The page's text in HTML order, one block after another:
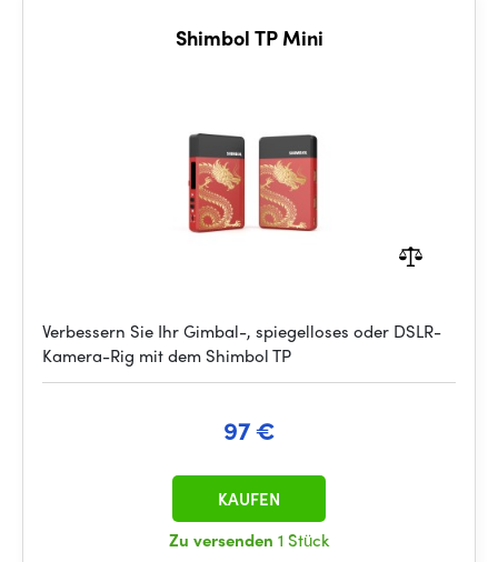
Shimbol TP Mini
Verbessern Sie Ihr Gimbal-, spiegelloses oder DSLR-
Kamera-Rig mit dem Shimbol TP
97 €
Zu versenden 1 Stück
KAUFEN